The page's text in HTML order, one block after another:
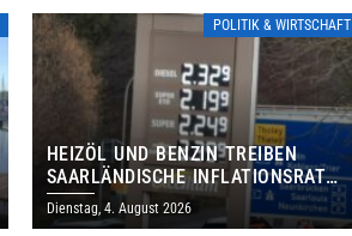
POLITIK & WIRTSCHAFT
HEIZÖL UND BENZIN TREIBEN
SAARLÄNDISCHE INFLATIONSRATE
IM JULI AUF 3,2 PROZENT
Dienstag, 4. August 2026